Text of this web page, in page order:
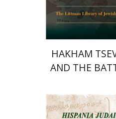
$45
HAKHAM
AND THE